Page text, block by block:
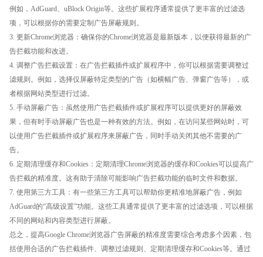
例如，AdGuard、uBlock Origin等。这些扩展程序通常提供了更丰富的过滤选
项，可以根据你的需要定制广告屏蔽规则。
3. 更新Chrome浏览器：确保你的Chrome浏览器是最新版本，以便获得最新的广
告拦截功能和改进。
4. 调整广告拦截设置：在广告拦截插件或扩展程序中，你可以根据需要调整过
滤规则。例如，选择仅屏蔽特定类型的广告（如横幅广告、弹窗广告等），或
者根据网站类型进行过滤。
5. 手动屏蔽广告：虽然使用广告拦截插件或扩展程序可以提供更好的屏蔽效
果，但有时手动屏蔽广告也是一种有效的方法。例如，在访问某些网站时，可
以使用广告拦截插件或扩展程序来屏蔽广告，同时手动关闭其他不需要的广
告。
6. 定期清理缓存和Cookies：定期清理Chrome浏览器的缓存和Cookies可以提高广
告拦截的精准度。这有助于清除可能影响广告拦截功能的临时文件和数据。
7. 使用第三方工具：有一些第三方工具可以帮助你更精准地屏蔽广告，例如
AdGuard的“高级设置”功能。这些工具通常提供了更丰富的过滤选项，可以根据
不同的网站和内容类型进行屏蔽。
总之，提高Google Chrome浏览器广告屏蔽的精准度需要综合考虑多个因素，包
括使用合适的广告拦截插件、调整过滤规则、定期清理缓存和Cookies等。通过